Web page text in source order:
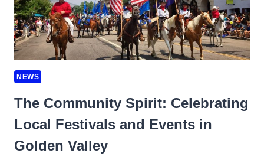
CENTRE
RUSSIA
NEWS
The Community Spirit: Celebrating
Local Festivals and Events in
Golden Valley